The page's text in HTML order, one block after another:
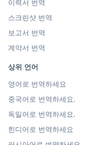
이력서 번역
스크린샷 번역
보고서 번역
계약서 번역
상위 언어
영어로 번역하세요
중국어로 번역하세요.
독일어로 번역하세요.
힌디어로 번역하세요